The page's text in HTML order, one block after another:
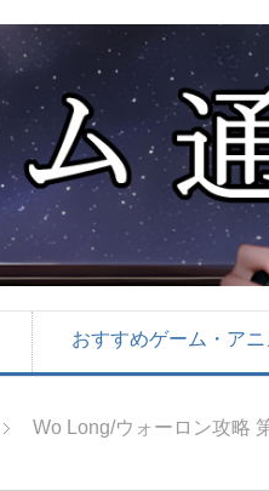
おすすめゲーム・アニ
Wo Long/ウォーロン攻略